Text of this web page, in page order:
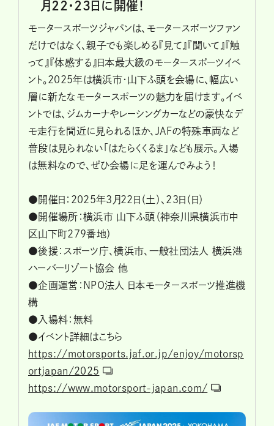
月22・23日に開催！
モータースポーツジャパンは、モータースポーツファン
だけではなく、親子でも楽しめる『見て』『聞いて』『触
って』『体感する』日本最大級のモータースポーツイベ
ント。2025年は横浜市・山下ふ頭を会場に、幅広い
層に新たなモータースポーツの魅力を届けます。イベ
ントでは、ジムカーナやレーシングカーなどの豪快なデ
モ走行を間近に見られるほか、JAFの特殊車両など
普段は見られない「はたらくくるま」なども展示。入場
は無料なので、ぜひ会場に足を運んでみよう！
●開催日：2025年3月22日（土）、23日（日）
●開催場所：横浜市 山下ふ頭（神奈川県横浜市中
区山下町279番地）
●後援：スポーツ庁、横浜市、一般社団法人 横浜港
ハーバーリゾート協会 他
●企画運営：NPO法人 日本モータースポーツ推進機
構
●入場料：無料
●イベント詳細はこちら
https://motorsports.jaf.or.jp/enjoy/motorsp
ortjapan/2025
https://www.motorsport-japan.com/